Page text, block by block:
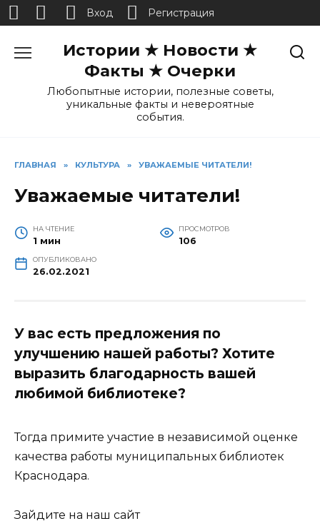
Истории ★ Новости ★
Факты ★ Очерки
Любопытные истории, полезные советы,
уникальные факты и невероятные
события.
ГЛАВНАЯ » КУЛЬТУРА » УВАЖАЕМЫЕ ЧИТАТЕЛИ!
Уважаемые читатели!
НА ЧТЕНИЕ
1 мин
ПРОСМОТРОВ
106
ОПУБЛИКОВАНО
26.02.2021
У вас есть предложения по
улучшению нашей работы? Хотите
выразить благодарность вашей
любимой библиотеке?
Тогда примите участие в независимой оценке
качества работы муниципальных библиотек
Краснодара.
Зайдите на наш сайт
Вход Регистрация